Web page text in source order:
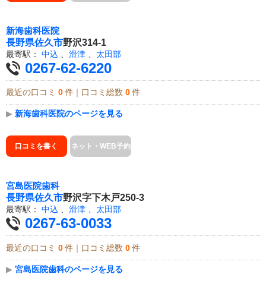
新海歯科医院
長野県佐久市野沢314-1
最寄駅： 中込 滑津 太田部
0267-62-6220
最近の口コミ 0 件｜口コミ総数 0 件
▶ 新海歯科医院のページを見る
口コミを書く ネット・WEB予約
宮島医院歯科
長野県佐久市野沢字下木戸250-3
最寄駅： 中込 、 滑津 、 太田部
0267-63-0033
最近の口コミ 0 件｜口コミ総数 0 件
▶ 宮島医院歯科のページを見る